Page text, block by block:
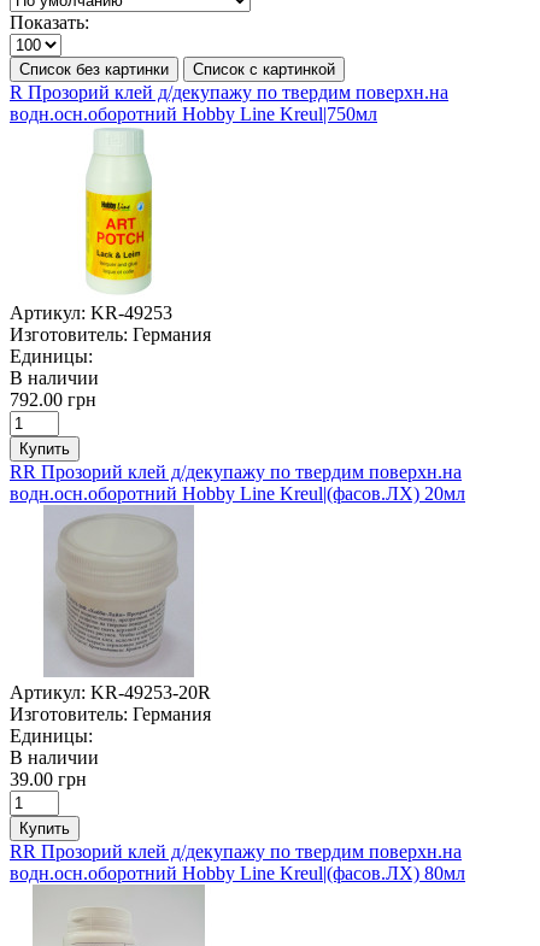
Показать:
Список без картинки Список с картинкой
R Прозорий клей д/декупажу по твердим поверхн.на
водн.осн.оборотний Hobby Line Kreul|750мл
Артикул: KR-49253
Изготовитель: Германия
Единицы:
В наличии
792.00 грн
Купить
RR Прозорий клей д/декупажу по твердим поверхн.на
водн.осн.оборотний Hobby Line Kreul|(фасов.ЛХ) 20мл
Артикул: KR-49253-20R
Изготовитель: Германия
Единицы:
В наличии
39.00 грн
Купить
RR Прозорий клей д/декупажу по твердим поверхн.на
водн.осн.оборотний Hobby Line Kreul|(фасов.ЛХ) 80мл